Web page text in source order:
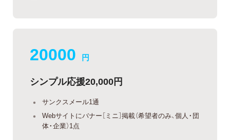
20000 円
シンプル応援20,000円
サンクスメール1通
Webサイトにバナー［ミニ］掲載（希望者のみ、個人・団
体・企業）1点